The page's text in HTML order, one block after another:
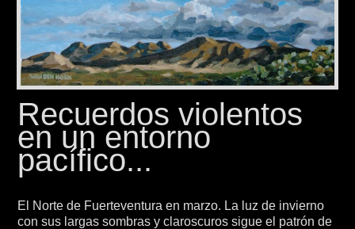
Recuerdos violentos
en un entorno
pacífico...
El Norte de Fuerteventura en marzo. La luz de invierno
con sus largas sombras y claroscuros sigue el patrón de